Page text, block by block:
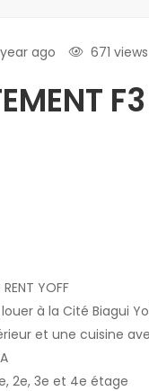
year ago 671 views
YOFF
à la Cité Biagui
et une cuisine
2e, 3e et 4e étage